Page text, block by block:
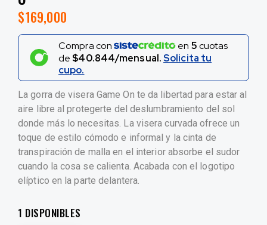
$169,000
Compra con en 5cuotas
de $40.844/mensual.Solicita tu
cupo.
La gorra de visera Game On te da libertad para estar al
aire libre al protegerte del deslumbramiento del sol
donde más lo necesitas. La visera curvada ofrece un
toque de estilo cómodo e informal y la cinta de
transpiración de malla en el interior absorbe el sudor
cuando la cosa se calienta. Acabada con el logotipo
elíptico en la parte delantera.
1 DISPONIBLES